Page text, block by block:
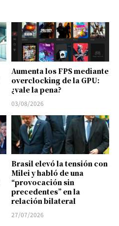
Aumenta los FPS mediante
overclocking de la GPU:
¿vale la pena?
03/08/2026
Brasil elevó la tensión con
Milei y habló de una
“provocación sin
precedentes” en la
relación bilateral
27/07/2026